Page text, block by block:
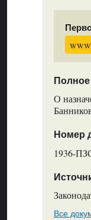
О
Номер
1936-
Все